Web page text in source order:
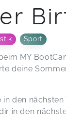
Sport
MY
deine
den
in den